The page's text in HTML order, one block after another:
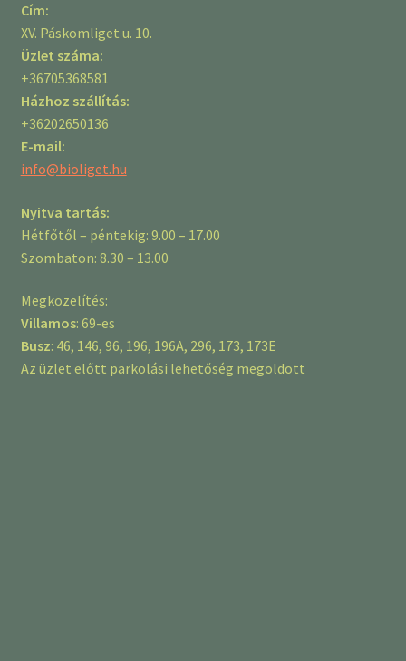
Cím:
XV. Páskomliget u. 10.
Üzlet száma:
+36705368581
Házhoz szállítás:
+36202650136
E-mail:
info@bioliget.hu
Nyitva tartás:
Hétfőtől – péntekig: 9.00 – 17.00
Szombaton: 8.30 – 13.00
Megközelítés:
Villamos: 69-es
Busz: 46, 146, 96, 196, 196A, 296, 173, 173E
Az üzlet előtt parkolási lehetőség megoldott